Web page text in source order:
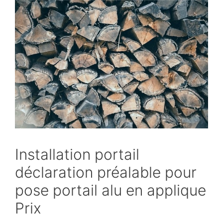
Installation portail
déclaration préalable pour
pose portail alu en applique
Prix